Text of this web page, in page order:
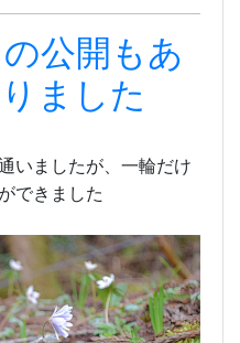
公開もあ
ました
いましたが、一輪だけ
できました